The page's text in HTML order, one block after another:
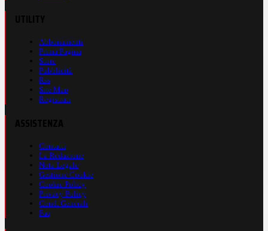
Abbonamenti
Prima Pagina
Store
Pubblicità
Rss
Site Map
Registrati
Contatti
La Redazione
Nota Legale
Gestione Cookie
Cookie Policy
Privacy Policy
Cond. Generali
Faq